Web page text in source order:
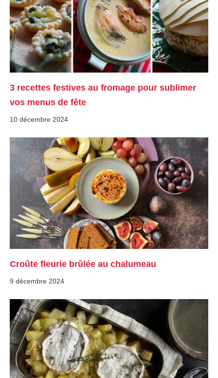
3 recettes festives au fromage pour sublimer
vos menus de fête
10 décembre 2024
Croûte fleurie brûlée au chalumeau
9 décembre 2024